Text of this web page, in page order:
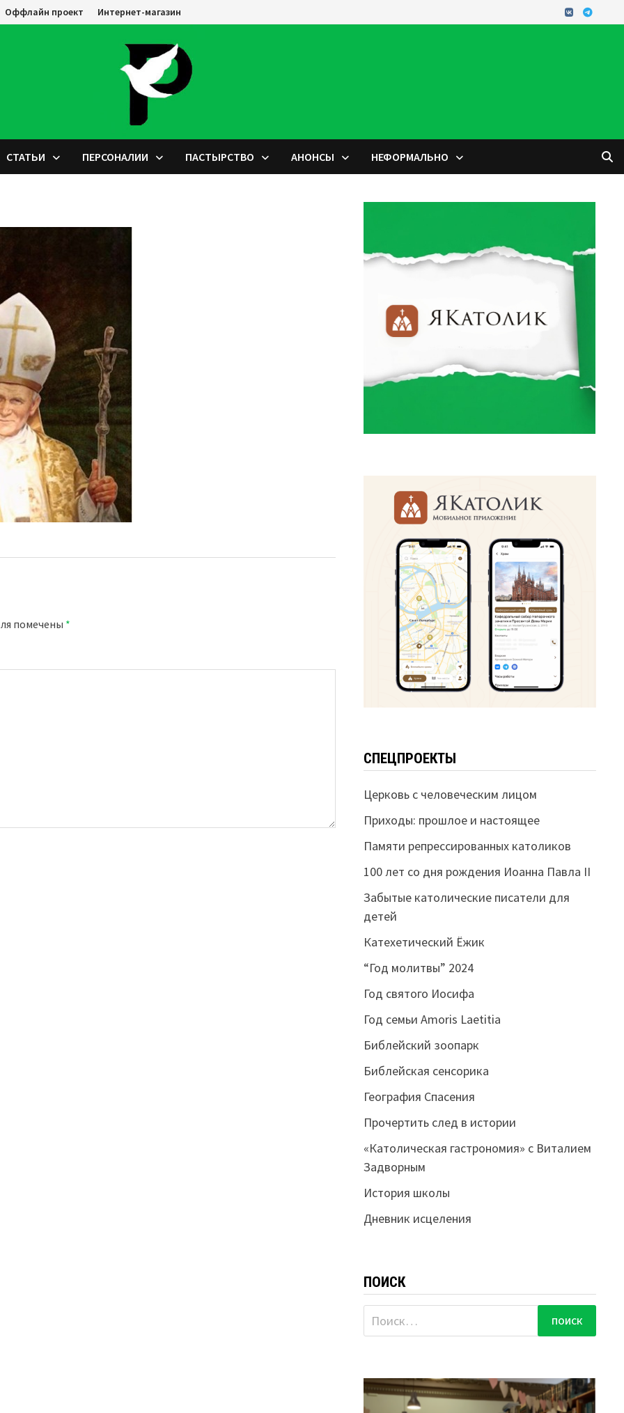
Оффлайн проект Интернет-магазин
СТАТЬИ ПЕРСОНАЛИИ ПАСТЫРСТВО АНОНСЫ НЕФОРМАЛЬНО
помечены *
СПЕЦПРОЕКТЫ
Церковь с человеческим лицом
Приходы: прошлое и настоящее
Памяти репрессированных католиков
100 лет со дня рождения Иоанна Павла II
Забытые католические писатели для
детей
Катехетический Ёжик
“Год молитвы” 2024
Год святого Иосифа
Год семьи Amoris Laetitia
Библейский зоопарк
Библейская сенсорика
География Спасения
Прочертить след в истории
«Католическая гастрономия» с Виталием
Задворным
История школы
Дневник исцеления
ПОИСК
Найти: